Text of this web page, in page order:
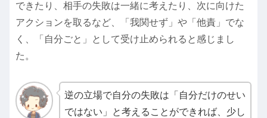
できたり、相手の失敗は一緒に考えたり、次に向けた
アクションを取るなど、「我関せず」や「他責」でな
く、「自分ごと」として受け止められると感じまし
た。
逆の立場で自分の失敗は「自分だけのせい
ではない」と考えることができれば、少し